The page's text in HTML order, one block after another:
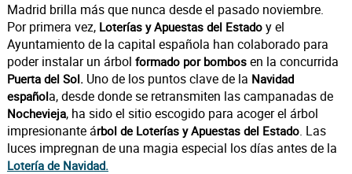
Madrid brilla más que nunca desde el pasado noviembre.
Por primera vez, Loterías y Apuestas del Estado y el
Ayuntamiento de la capital española han colaborado para
poder instalar un árbol formado por bombos en la concurrida
Puerta del Sol.Uno de los puntos clave de la Navidad
española, desde donde se retransmiten las campanadas de
Nochevieja, ha sido el sitio escogido para acoger el árbol
impresionante árbol de Loterías y Apuestas del Estado. Las
luces impregnan de una magia especial los días antes de la
Lotería de Navidad.